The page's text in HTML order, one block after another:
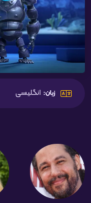
زبان: انگلیسی